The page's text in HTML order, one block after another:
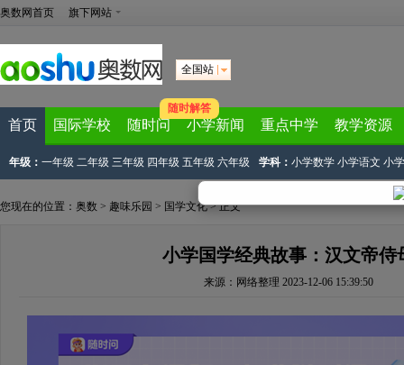
奥数网首页 旗下网站
全国站
首页 国际学校 随时问
随时解答
小学新闻 重点中学 教学资源
年级： 一年级 二年级 三年级 四年级 五年级 六年级 学科： 小学数学 小学语文 小
您现在的位置： 奥数 > 趣味乐园 > 国学文化> 正文
小学国学经典故事：汉文帝侍
来源： 网络整理 2023-12-06 15:39:50